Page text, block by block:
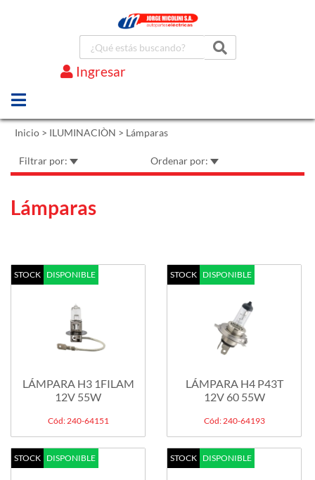
Ingresar
Inicio > ILUMINACIÒN > Lámparas
Filtrar por: Ordenar por:
Lámparas
STOCK DISPONIBLE
LÁMPARA H3 1FILAM
12V 55W
Cód: 240-64151
STOCK DISPONIBLE
LÁMPARA H4 P43T
12V 60 55W
Cód: 240-64193
STOCK DISPONIBLE STOCK DISPONIBLE